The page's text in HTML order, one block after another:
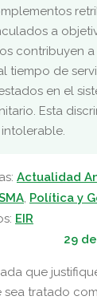
a
contribuyen
tiempo de
en el
Esta
intolerable.
Actualidad
, Política y
EIR
29
que
sea tratado